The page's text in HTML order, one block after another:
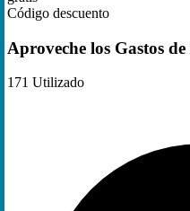
Código descuento
Aproveche los Gastos de
171 Utilizado